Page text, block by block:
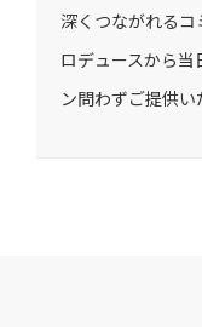
深くつながれる
ロデュースから当
ン問わずご提供い